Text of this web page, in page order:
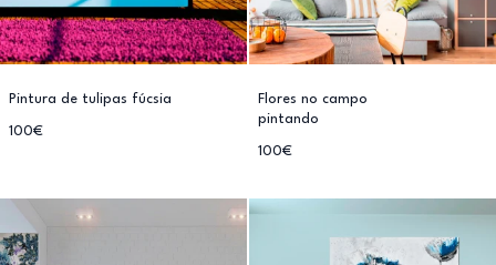
Pintura de tulipas fúcsia
100€
Flores no campo
pintando
100€